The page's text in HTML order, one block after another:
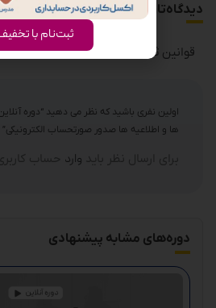
دیدگاه‌تان را بنویسید
قوانین ثبت دیدگاه
اولین نفری باشید که نظر می دهید “دوره
ها و اطلاعیه ها صدور صورتحساب الکترونیکی”
برای ارسال نظر باید وارد حساب
دوره‌های مشابه پیشنهادی
ثبت‌نام با